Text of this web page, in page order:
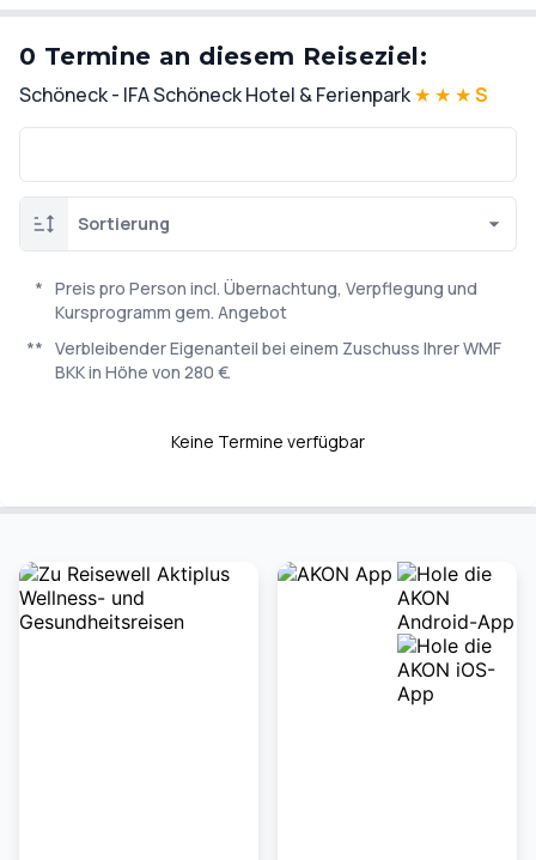
0 Termine an diesem Reiseziel:
Schöneck - IFA Schöneck Hotel & Ferienpark★ ★ ★S
Sortierung
* Preis pro Person incl. Übernachtung, Verpflegung und
Kursprogramm gem. Angebot
** Verbleibender Eigenanteil bei einem Zuschuss Ihrer WMF
BKK in Höhe von 280 €.
Keine Termine verfügbar